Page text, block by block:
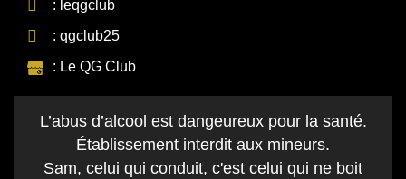
: leqgclub
: qgclub25
: Le QG Club
L’abus d’alcool est dangeureux pour la santé.
Établissement interdit aux mineurs.
Sam, celui qui conduit, c'est celui qui ne boit